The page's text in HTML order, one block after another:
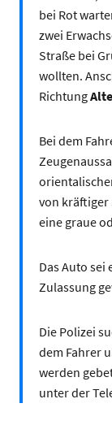
bei Rot
zwei
Straße bei
wollten.
Richtung
Bei dem
von kräftiger
eine graue
Das Auto sei
Zulassung
Die Polizei
dem Fahrer
werden
unter der